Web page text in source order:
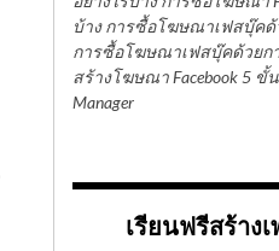
บ้าง การซื้อโฆษณาเฟสบุ๊คด้
การซื้อโฆษณาเฟสบุ๊คด้วยกา
สร้างโฆษณา Facebook 5 ขั้
Manager
เรียนฟรีสร้าง